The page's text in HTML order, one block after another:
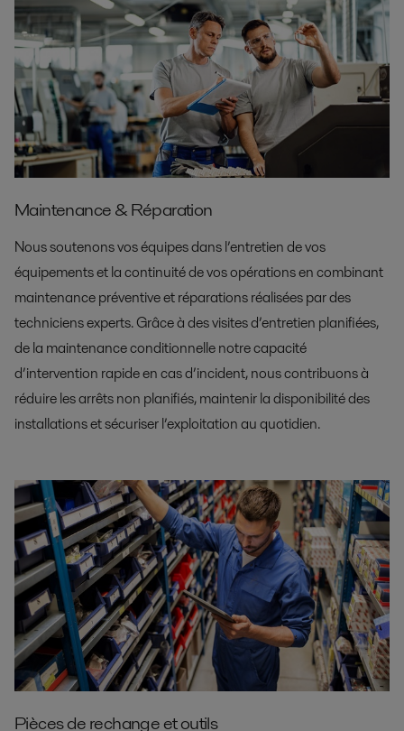
Maintenance & Réparation
Nous soutenons vos équipes dans l’entretien de vos
équipements et la continuité de vos opérations en combinant
maintenance préventive et réparations réalisées par des
techniciens experts. Grâce à des visites d’entretien planifiées,
de la maintenance conditionnelle notre capacité
d’intervention rapide en cas d’incident, nous contribuons à
réduire les arrêts non planifiés, maintenir la disponibilité des
installations et sécuriser l’exploitation au quotidien.
Pièces de rechange et outils